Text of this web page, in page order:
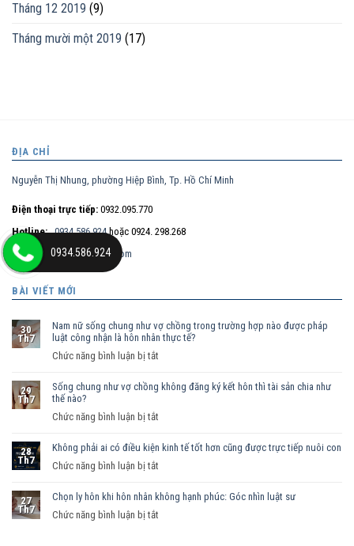
Tháng 12 2019 (9)
Tháng mười một 2019 (17)
ĐỊA CHỈ
Nguyễn Thị Nhung, phường Hiệp Bình, Tp. Hồ Chí Minh
Điện thoại trực tiếp: 0932.095.770
Hotline: 0934.586.924hoặc 0924. 298.268
Email:
maitt.lssg@gmail.com
BÀI VIẾT MỚI
30
Th7
Nam nữ sống chung như vợ chồng trong trường hợp nào được pháp
luật công nhận là hôn nhân thực tế?
Chức năng bình luận bị tắt
nữ
vợ
trường
29
Th7
Sống chung như vợ chồng không đăng ký kết hôn thì tài sản chia như
thế nào?
Chức năng bình luận bị tắt
chung
chồng
28
Th7
Không phải ai có điều kiện kinh tế tốt hơn cũng được trực tiếp nuôi con
Chức năng bình luận bị tắt
phải
27
Th7
Chọn ly hôn khi hôn nhân không hạnh phúc: Góc nhìn luật sư
Chức năng bình luận bị tắt
0934.586.924